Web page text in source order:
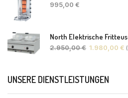
995,00 €
2.950,00€ 1.980,00 € (
UNSERE DIENSTLEISTUNGEN